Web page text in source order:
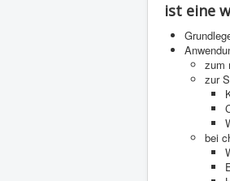
ist eine
zum
zur
bei